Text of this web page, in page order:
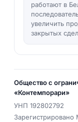
работают в
увеличить
закрытых
Общество с
«Контемпорари»
УНП 192802792
Зарегистрировано